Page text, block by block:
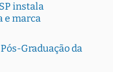
instala
e marca
Graduação da